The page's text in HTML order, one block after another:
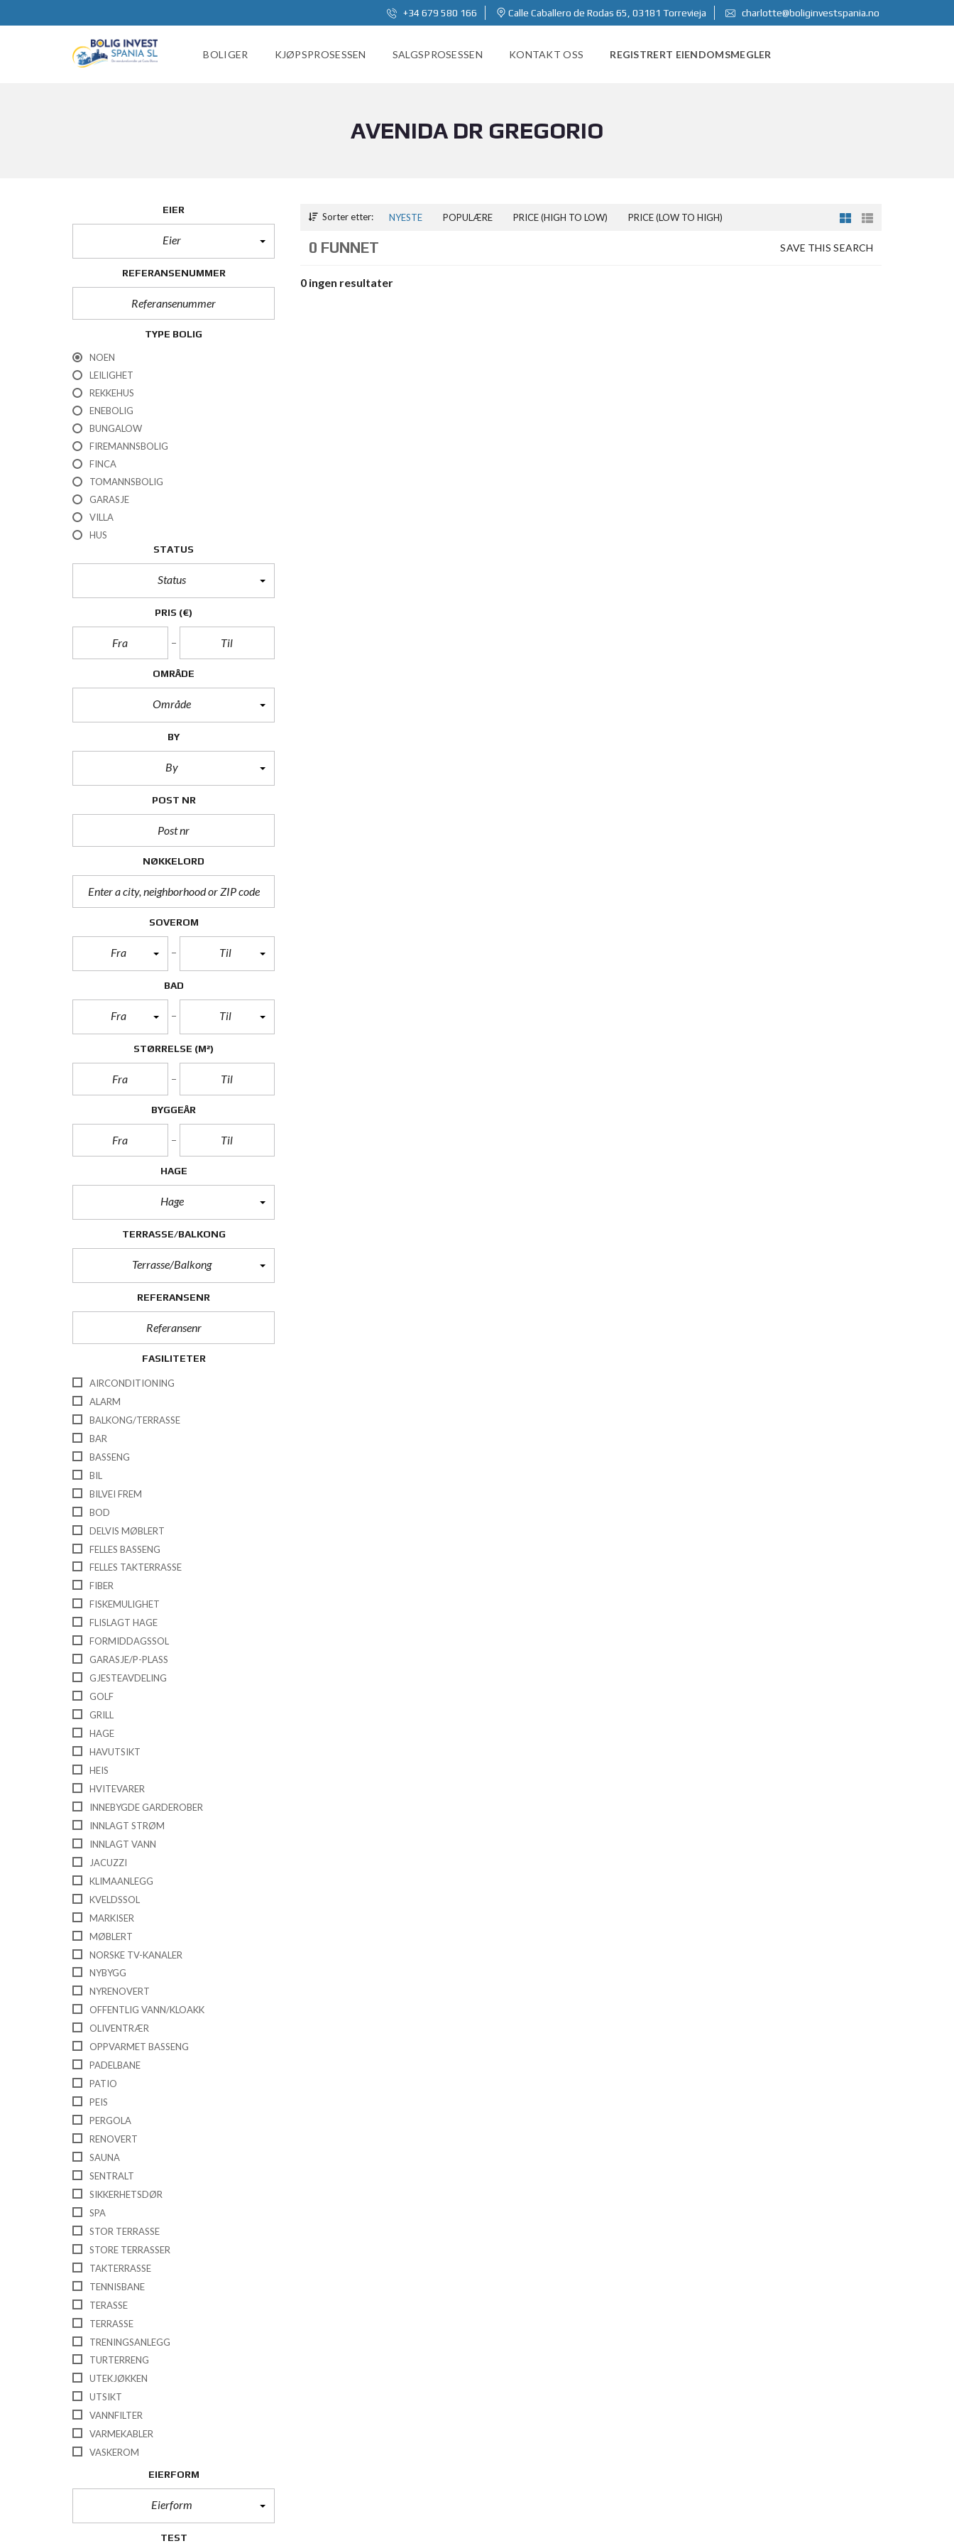
+34 679 580 166 Calle Caballero de Rodas 65, 03181 Torrevieja charlotte@boliginvestspania.no
BOLIGER KJØPSPROSESSEN SALGSPROSESSEN KONTAKT OSS REGISTRERT EIENDOMSMEGLER
AVENIDA DR GREGORIO
EIER
Eier
REFERANSENUMMER
TYPE BOLIG
NOEN
LEILIGHET
REKKEHUS
ENEBOLIG
BUNGALOW
FIREMANNSBOLIG
FINCA
TOMANNSBOLIG
GARASJE
VILLA
HUS
STATUS
Status
PRIS (€)
OMRÅDE
Område
BY
By
POST NR
NØKKELORD
SOVEROM
Fra Til
BAD
Fra Til
STØRRELSE (M²)
BYGGEÅR
HAGE
Hage
TERRASSE/BALKONG
Terrasse/Balkong
REFERANSENR
FASILITETER
AIRCONDITIONING
ALARM
BALKONG/TERRASSE
BAR
BASSENG
BIL
BILVEI FREM
BOD
DELVIS MØBLERT
FELLES BASSENG
FELLES TAKTERRASSE
FIBER
FISKEMULIGHET
FLISLAGT HAGE
FORMIDDAGSSOL
GARASJE/P-PLASS
GJESTEAVDELING
GOLF
GRILL
HAGE
HAVUTSIKT
HEIS
HVITEVARER
INNEBYGDE GARDEROBER
INNLAGT STRØM
INNLAGT VANN
JACUZZI
KLIMAANLEGG
KVELDSSOL
MARKISER
MØBLERT
NORSKE TV-KANALER
NYBYGG
NYRENOVERT
OFFENTLIG VANN/KLOAKK
OLIVENTRÆR
OPPVARMET BASSENG
PADELBANE
PATIO
PEIS
PERGOLA
RENOVERT
SAUNA
SENTRALT
SIKKERHETSDØR
SPA
STOR TERRASSE
STORE TERRASSER
TAKTERRASSE
TENNISBANE
TERASSE
TERRASSE
TRENINGSANLEGG
TURTERRENG
UTEKJØKKEN
UTSIKT
VANNFILTER
VARMEKABLER
VASKEROM
EIERFORM
Eierform
TEST
Sorter etter: NYESTE POPULÆRE PRICE (HIGH TO LOW) PRICE (LOW TO HIGH)
SAVE THIS SEARCH
0 FUNNET
0 ingen resultater